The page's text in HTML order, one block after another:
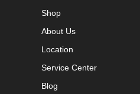
Shop
About Us
Location
Service Center
Blog